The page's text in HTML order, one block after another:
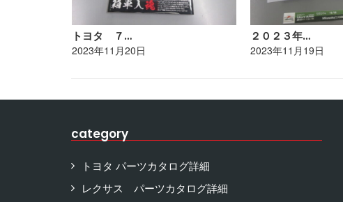
トヨタ ７…
2023年11月20日
２０２３年…
2023年11月19日
category
トヨタ パーツカタログ詳細
レクサス パーツカタログ詳細